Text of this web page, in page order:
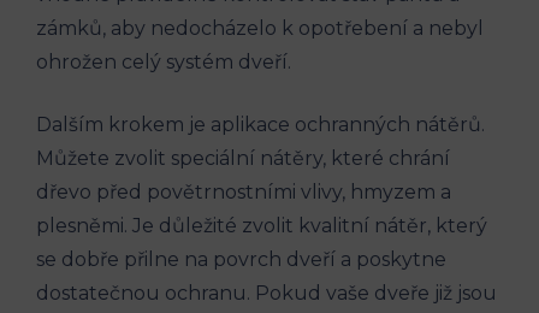
zámků, aby nedocházelo k opotřebení a nebyl
ohrožen celý systém dveří.
Dalším krokem je aplikace ochranných nátěrů.
Můžete zvolit speciální nátěry, které chrání
dřevo před povětrnostními vlivy, hmyzem a
plesněmi. Je důležité zvolit kvalitní nátěr, který
se dobře přilne na povrch dveří a poskytne
dostatečnou ochranu. Pokud vaše dveře již jsou